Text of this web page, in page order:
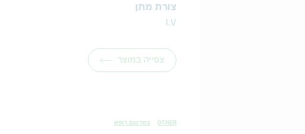
צורת מתן
I.V
צפייה במוצר
OTHER במרשם רופא